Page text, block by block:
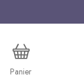
Panier